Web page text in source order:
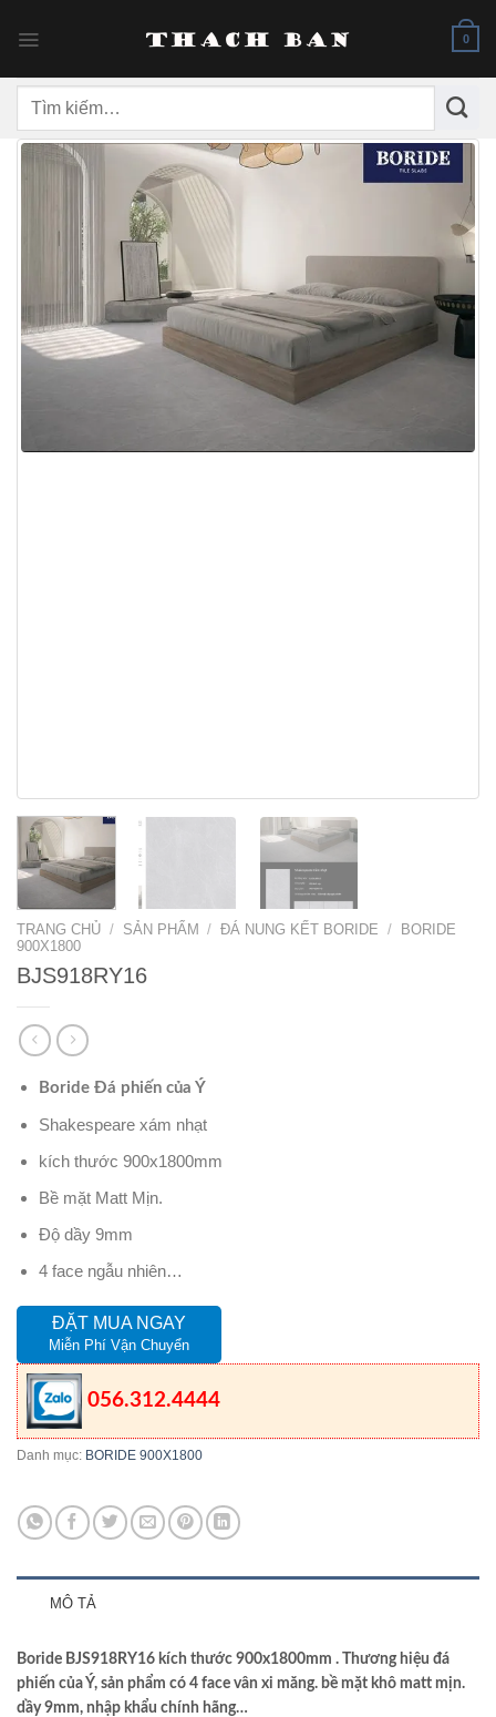
0
kiếm:
TRANG CHỦ / SẢN PHẨM / ĐÁ NUNG KẾT BORIDE / BORIDE
900X1800
BJS918RY16
Boride Đá phiến của Ý
Shakespeare xám nhạt
kích thước 900x1800mm
Bề mặt Matt Mịn.
Độ dầy 9mm
4 face ngẫu nhiên…
ĐẶT MUA NGAY
Miễn Phí Vận Chuyển
056.312.4444
Danh mục: BORIDE 900X1800
MÔ TẢ
Boride BJS918RY16 kích thước 900x1800mm . Thương hiệu đá
phiến của Ý, sản phẩm có 4 face vân xi măng. bề mặt khô matt mịn.
dầy 9mm, nhập khẩu chính hãng…